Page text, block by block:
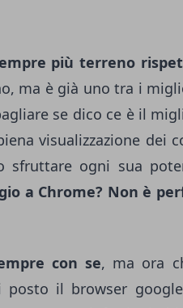
più terreno
ma è già uno tra i
se dico ce è il
visualizzazione dei
sfruttare ogni sua
a Chrome? Non è
con se, ma ora
il browser